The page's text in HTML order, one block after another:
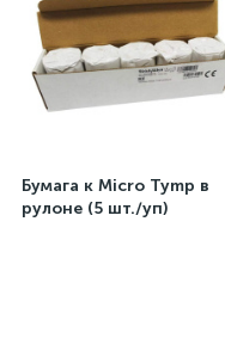
Бумага к Micro Tymp в
рулоне (5 шт./уп)